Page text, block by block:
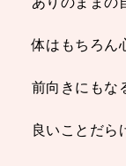
体はもちろん
前向きにもな
良いことだ